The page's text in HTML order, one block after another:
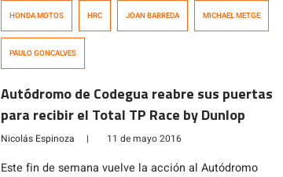
Michael Metge han sido algunas de los […]
HONDA MOTOS HRC JOAN BARREDA MICHAEL METGE
PAULO GONCALVES
Autódromo de Codegua reabre sus puertas
para recibir el Total TP Race by Dunlop
Nicolás Espinoza | 11 de mayo 2016
Este fin de semana vuelve la acción al Autódromo